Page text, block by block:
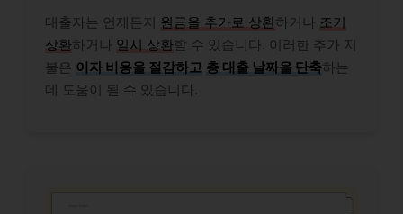
대출자는 언제든지 원금을 추가로 상환하거나 조기
상환하거나 일시 상환할 수 있습니다. 이러한 추가 지
불은 이자 비용을 절감하고 총 대출 날짜을 단축하는
데 도움이 될 수 있습니다.